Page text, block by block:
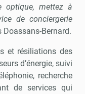
optique, mettez à
de conciergerie
Doassans-Bernard.
et résiliations des
d’énergie, suivi
recherche
de services qui